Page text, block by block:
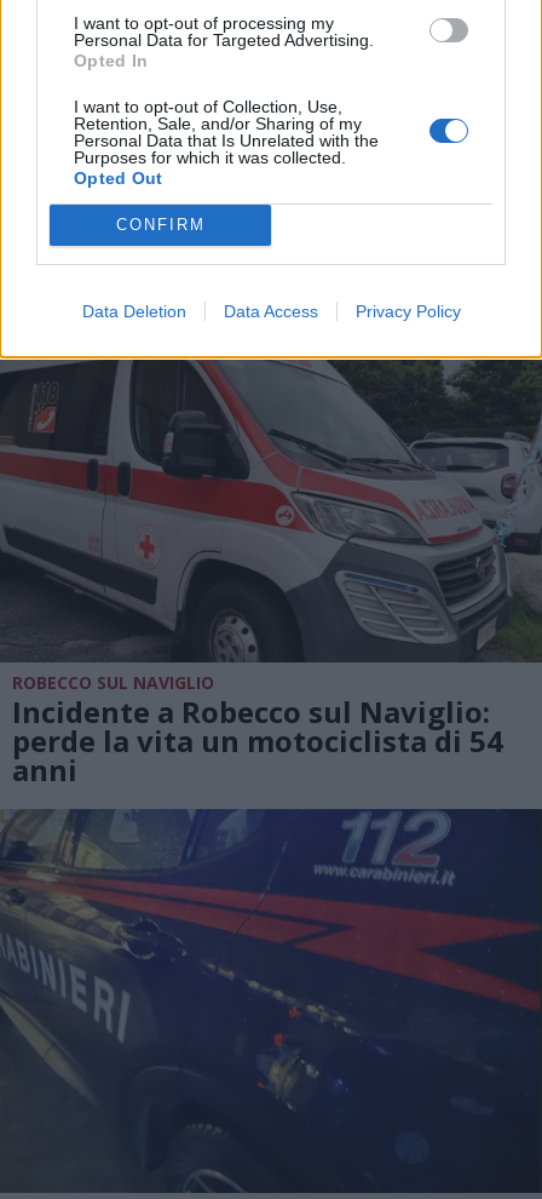
I want to opt-out of processing my
Personal Data for Targeted Advertising.
Opted In
I want to opt-out of Collection, Use,
Retention, Sale, and/or Sharing of my
Personal Data that Is Unrelated with the
Purposes for which it was collected.
Opted Out
CONFIRM
Data Deletion Data Access Privacy Policy
DALLA HOME
ROBECCO SUL NAVIGLIO
Incidente a Robecco sul Naviglio:
perde la vita un motociclista di 54
anni